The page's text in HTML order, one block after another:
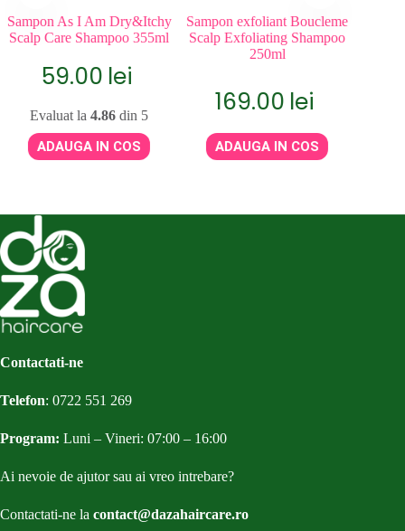
Sampon As I Am Dry&Itchy
Scalp Care Shampoo 355ml
59.00 lei
Evaluat la4.86 din 5
ADAUGA IN COS
Sampon exfoliant Boucleme
Scalp Exfoliating Shampoo
250ml
169.00 lei
ADAUGA IN COS
Contactati-ne
Telefon: 0722 551 269
Program: Luni – Vineri: 07:00 – 16:00
Ai nevoie de ajutor sau ai vreo intrebare?
Contactati-ne la contact@dazahaircare.ro